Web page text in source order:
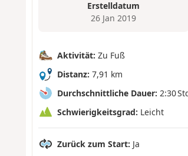
Erstelldatum
26 Jan 2019
Aktivität: Zu Fuß
Distanz: 7,91 km
Durchschnittliche Dauer: 2:30
Schwierigkeitsgrad: Leicht
Zurück zum Start: Ja